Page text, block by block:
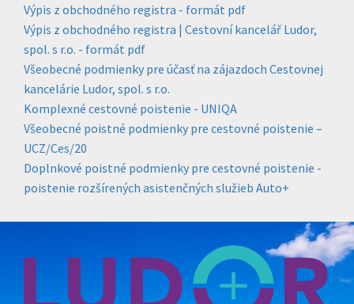
Výpis z obchodného registra - formát pdf
Výpis z obchodného registra | Cestovní kancelář Ludor,
spol. s r.o. - formát pdf
Všeobecné podmienky pre účasť na zájazdoch Cestovnej
kancelárie Ludor, spol. s r.o.
Komplexné cestovné poistenie - UNIQA
Všeobecné poistné podmienky pre cestovné poistenie –
UCZ/Ces/20
Doplnkové poistné podmienky pre cestovné poistenie -
poistenie rozšírených asistenčných služieb Auto+